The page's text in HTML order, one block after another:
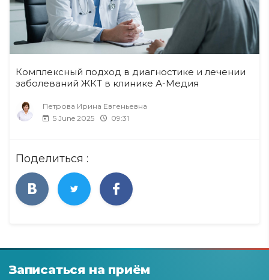
Комплексный подход в диагностике и лечении
заболеваний ЖКТ в клинике А-Медия
Петрова Ирина Евгеньевна
5 June 2025
09:31
Поделиться :
Записаться на приём